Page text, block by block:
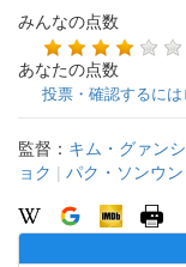
みんなの点数
あなたの点数
投票・確認するには
監督： キム・グァン
ョク | パク・ソンウン